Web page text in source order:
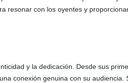
resonar con los oyentes y
y la dedicación. Desde sus
conexión genuina con su audiencia.